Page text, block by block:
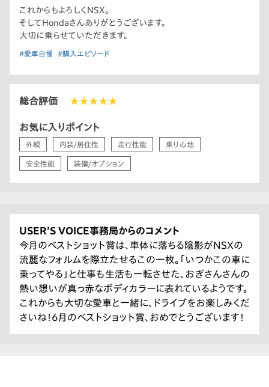
これからもよろしくNSX。
そしてHondaさんありがとうございます。
大切に乗らせていただきます。
#愛車自慢 #購入エピソード
総合評価 ★★★★★
お気に入りポイント
外観 内装/居住性 走行性能 乗り心地
安全性能 装備/オプション
USER’S VOICE事務局からのコメント
今月のベストショット賞は、車体に落ちる陰影がNSXの
流麗なフォルムを際立たせるこの一枚。「いつかこの車に
乗ってやる」と仕事も生活も一転させた、おぎさんさんの
熱い想いが真っ赤なボディカラーに表れているようです。
これからも大切な愛車と一緒に、ドライブをお楽しみくだ
さいね！6月のベストショット賞、おめでとうございます！